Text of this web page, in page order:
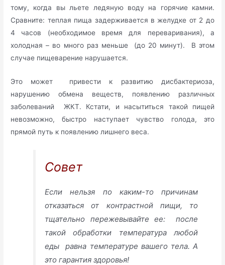
тому, когда вы льете ледяную воду на горячие камни.
Сравните: теплая пища задерживается в желудке от 2 до
4 часов (необходимое время для переваривания), а
холодная – во много раз меньше (до 20 минут). В этом
случае пищеварение нарушается.
Это может привести к развитию дисбактериоза,
нарушению обмена веществ, появлению различных
заболеваний ЖКТ. Кстати, и насытиться такой пищей
невозможно, быстро наступает чувство голода, это
прямой путь к появлению лишнего веса.
Совет
Если нельзя по каким-то причинам
отказаться от контрастной пищи, то
тщательно пережевывайте ее: после
такой обработки температура любой
еды равна температуре вашего тела. А
это гарантия здоровья!